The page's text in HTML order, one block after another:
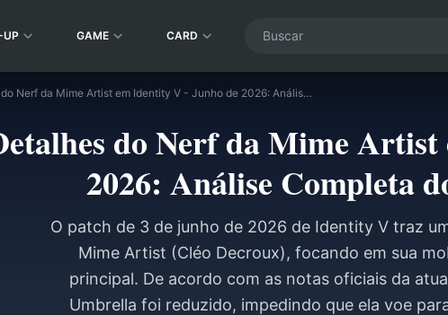
UP GAME CARD
Detalhes do Nerf da Mime Artist em Identity V - Junho de 2026: Análise Completa do Patch e Veredito
do Nerf da Mime
2026: Análise Completa
O patch de 3 de junho de 2026 de Identity V traz
Mime Artist (Cléo Decroux), focando em sua
principal. De acordo com as notas oficiais da
Umbrella foi reduzido, impedindo que ela voe